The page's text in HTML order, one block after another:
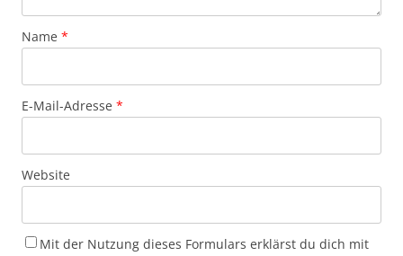
Name *
E-Mail-Adresse *
Website
Mit der Nutzung dieses Formulars erklärst du dich mit